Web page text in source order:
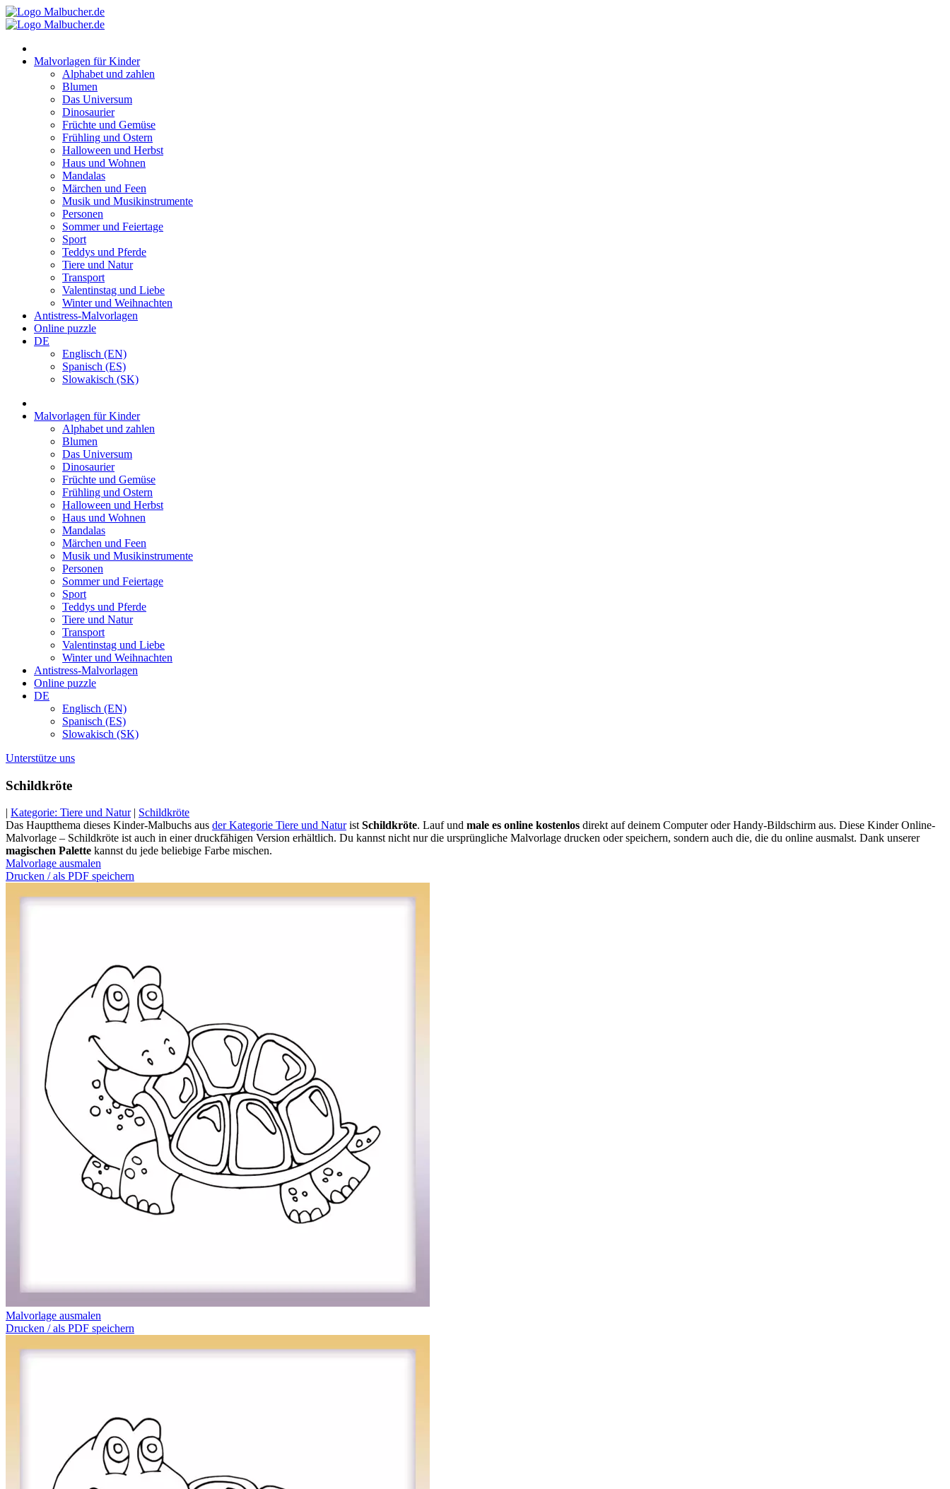
Zum
Inhalt
Malvorlagen für Kinder
Alphabet und zahlen
Blumen
Das Universum
Dinosaurier
Früchte und Gemüse
Frühling und Ostern
Halloween und Herbst
Haus und Wohnen
Mandalas
Märchen und Feen
Musik und Musikinstrumente
Personen
Sommer und Feiertage
Sport
Teddys und Pferde
Tiere und Natur
Transport
Valentinstag und Liebe
Winter und Weihnachten
Antistress-Malvorlagen
Online puzzle
DE
Englisch (EN)
Spanisch (ES)
Slowakisch (SK)
Malvorlagen für Kinder
Alphabet und zahlen
Blumen
Das Universum
Dinosaurier
Früchte und Gemüse
Frühling und Ostern
Halloween und Herbst
Haus und Wohnen
Mandalas
Märchen und Feen
Musik und Musikinstrumente
Personen
Sommer und Feiertage
Sport
Teddys und Pferde
Tiere und Natur
Transport
Valentinstag und Liebe
Winter und Weihnachten
Antistress-Malvorlagen
Online puzzle
DE
Englisch (EN)
Spanisch (ES)
Slowakisch (SK)
Unterstütze uns
Schildkröte
| Kategorie: Tiere und Natur| Schildkröte
Das Hauptthema dieses Kinder-Malbuchs aus der Kategorie Tiere und NaturistSchildkröte. Lauf und male es online kostenlos direkt auf deinem Computer oder Handy-Bildschirm aus. Diese Kinder Online-
Malvorlage – Schildkröte ist auch in einer druckfähigen Version erhältlich. Du kannst nicht nur die ursprüngliche Malvorlage drucken oder speichern, sondern auch die, die du online ausmalst. Dank unserer
magischen Palette kannst du jede beliebige Farbe mischen.
Malvorlage ausmalen
Drucken / als PDF speichern
Malvorlage ausmalen
Drucken / als PDF speichern